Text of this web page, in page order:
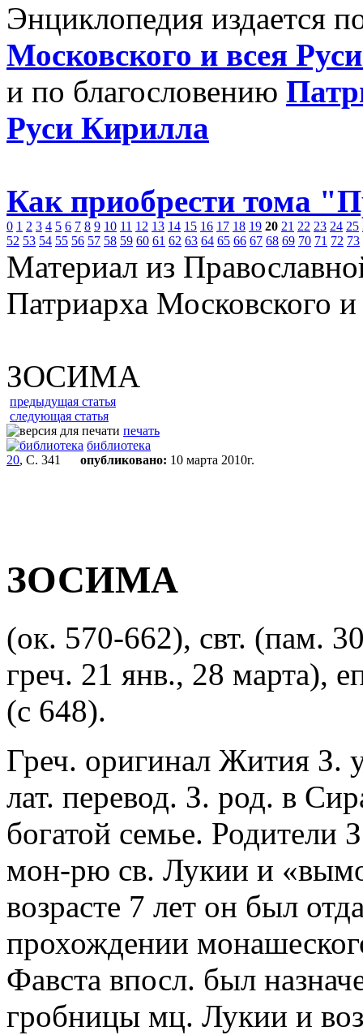
Энциклопедия издается
Московского и всея
и по благословению
Руси Кирилла
Как приобрести тома
0 1 2 3 4 5 6 7 8 9 10 11 12 13 14 15 16 17 18 19 20 21 22 23 24 25
52 53 54 55 56 57 58 59 60 61 62 63 64 65 66 67 68 69 70 71 72 73
Материал из
Патриарха Московского
ЗОСИМА
предыдущая статья
следующая статья
печать
библиотека
20, С. 341 опубликовано: 10 марта 2010г.
ЗОСИМА
(ок. 570-662), свт. (пам.
греч. 21 янв., 28 марта),
(с 648).
Греч. оригинал Жития З.
лат. перевод. З. род. в
богатой семье. Родители
мон-рю св. Лукии и
возрасте 7 лет он был
прохождении
Фавста впосл. был
гробницы мц. Лукии и